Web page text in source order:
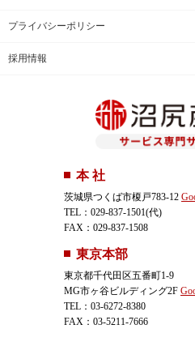
プライバシーポリシー
採用情報
本 社
茨城県つくば市榎戸783-12
TEL：029-837-1501(代)
FAX：029-837-1508
東京本部
東京都千代田区五番町1-9
MG市ヶ谷ビルディング2F
TEL：03-6272-8380
FAX：03-5211-7666